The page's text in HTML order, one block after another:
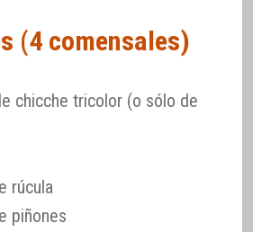
(4 comensales)
chicche tricolor (o sólo de
rúcula
piñones